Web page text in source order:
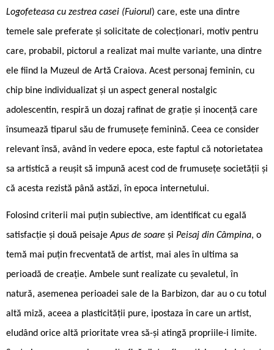
Logofeteasa cu zestrea casei (Fuiorul) care, este una dintre
temele sale preferate și solicitate de colecționari, motiv pentru
care, probabil, pictorul a realizat mai multe variante, una dintre
ele fiind la Muzeul de Artă Craiova. Acest personaj feminin, cu
chip bine individualizat și un aspect general nostalgic
adolescentin, respiră un dozaj rafinat de grație și inocență care
însumează tiparul său de frumusețe feminină. Ceea ce consider
relevant însă, având în vedere epoca, este faptul că notorietatea
sa artistică a reușit să impună acest cod de frumusețe societății și
că acesta rezistă până astăzi, în epoca internetului.
Folosind criterii mai puțin subiective, am identificat cu egală
satisfacție și două peisajeApus de soare și Peisaj din Câmpina, o
temă mai puțin frecventată de artist, mai ales în ultima sa
perioadă de creație. Ambele sunt realizate cu șevaletul, în
natură, asemenea perioadei sale de la Barbizon, dar au o cu totul
altă miză, aceea a plasticității pure, ipostaza în care un artist,
eludând orice altă prioritate vrea să-și atingă propriile-i limite.